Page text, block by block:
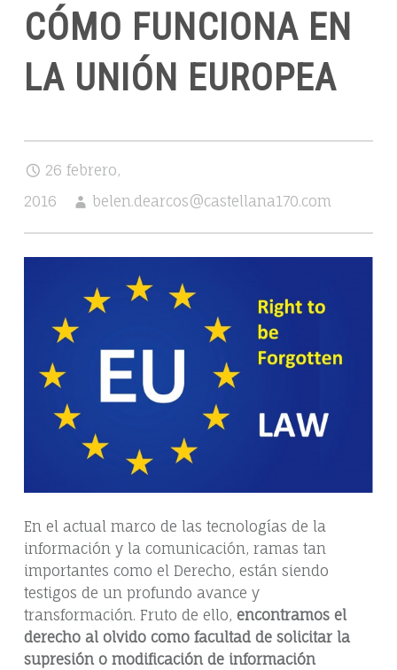
ABOGADOS
CÓMO FUNCIONA EN
LA UNIÓN EUROPEA
26 febrero,
2016
belen.dearcos@castellana170.com
En el actual marco de las tecnologías de la
información y la comunicación, ramas tan
importantes como el Derecho, están siendo
testigos de un profundo avance y
transformación. Fruto de ello, encontramos el
derecho al olvido como facultad de solicitar la
supresión o modificación de información